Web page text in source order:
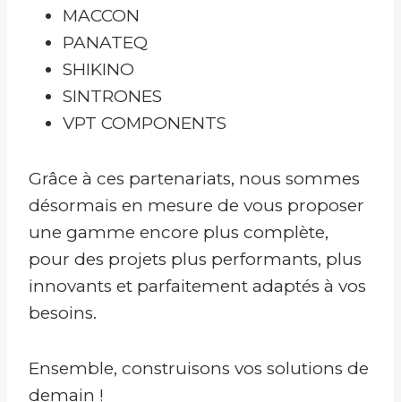
MACCON
PANATEQ
SHIKINO
SINTRONES
VPT COMPONENTS
Grâce à ces partenariats, nous sommes
désormais en mesure de vous proposer
une gamme encore plus complète,
pour des projets plus performants, plus
innovants et parfaitement adaptés à vos
besoins.
Ensemble, construisons vos solutions de
demain !